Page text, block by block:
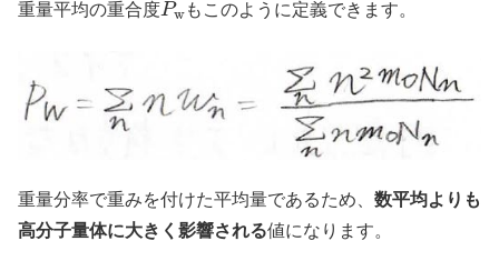
重量平均の重合度 もこのように定義できます。
重量分率で重みを付けた平均量であるため、 数平均よりも
高分子量体に大きく影響される値になります。